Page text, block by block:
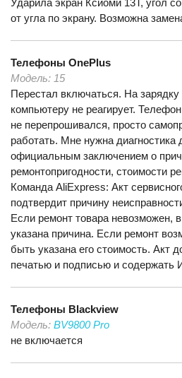
Ударила экран Ксиоми 13T, угол
от угла по экрану. Возможна
Телефоны OnePlus
Модель: 15
Перестал включаться. На
компьютеру не реагирует.
не перепрошивался, просто
работать. Мне нужна диагностика
официальным заключением о
ремонтопригодности, стоимости
Команда AliExpress: Акт
подтвердит причину
Если ремонт товара невозможен,
указана причина. Если ремонт
быть указана его стоимость. Акт
печатью и подписью и
Телефоны Blackview
Модель: BV9800 Pro
не включается